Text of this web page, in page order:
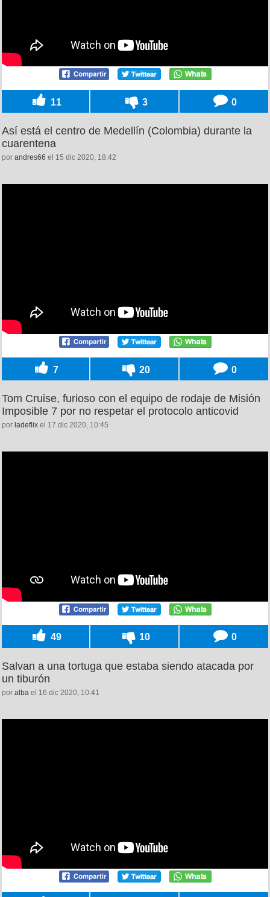
11 3 0
Así está el centro de Medellín (Colombia) durante la
cuarentena
por andres66 el 15 dic 2020, 18:42
7 20 0
Tom Cruise, furioso con el equipo de rodaje de Misión
Imposible 7 por no respetar el protocolo anticovid
por ladeflix el 17 dic 2020, 10:45
49 10 0
Salvan a una tortuga que estaba siendo atacada por
un tiburón
por alba el 16 dic 2020, 10:41